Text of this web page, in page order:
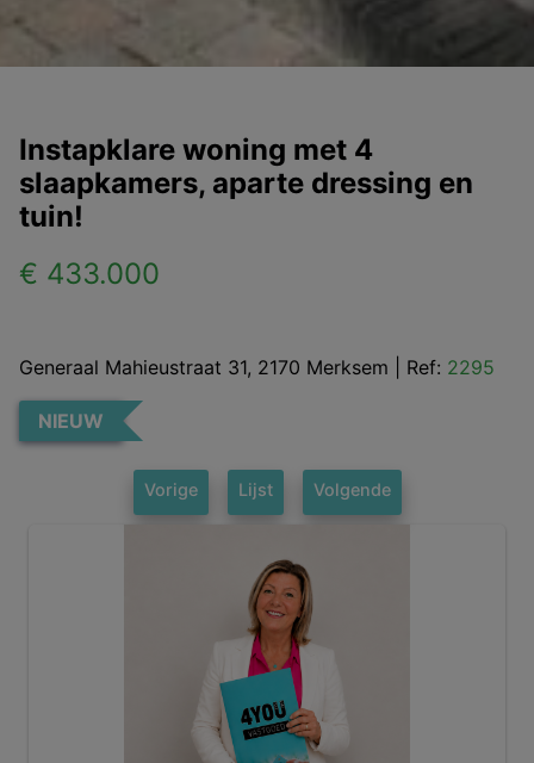
Instapklare woning met 4
slaapkamers, aparte dressing en
tuin!
€ 433.000
Generaal Mahieustraat 31, 2170 Merksem Ref: 2295
NIEUW
Vorige Lijst Volgende